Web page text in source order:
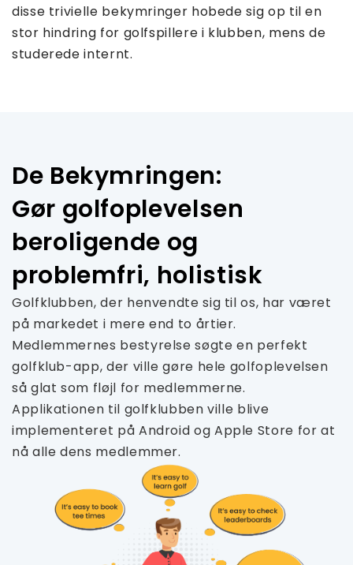
disse trivielle bekymringer hobede sig op til en
stor hindring for golfspillere i klubben, mens de
studerede internt.
De Bekymringen:
Gør golfoplevelsen
beroligende og
problemfri, holistisk
Golfklubben, der henvendte sig til os, har været
på markedet i mere end to årtier.
Medlemmernes bestyrelse søgte en perfekt
golfklub-app, der ville gøre hele golfoplevelsen
så glat som fløjl for medlemmerne.
Applikationen til golfklubben ville blive
implementeret på Android og Apple Store for at
nå alle dens medlemmer.